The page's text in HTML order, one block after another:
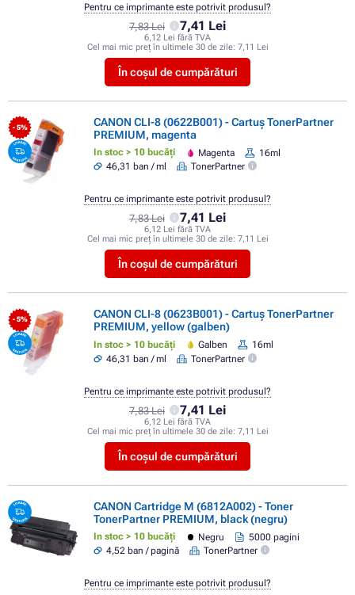
7,83 Lei 7,41 Lei
6,12 Lei fără TVA
Cel mai mic preț în ultimele 30 de zile: 7,11 Lei
În coșul de cumpărături
Pentru ce imprimante este potrivit produsul?
- 5%
CANON CLI-8 (0622B001) - Cartuș TonerPartner
PREMIUM, magenta
In stoc > 10 bucăți Magenta
16ml
46,31 ban / ml
TonerPartner
7,83 Lei 7,41 Lei
6,12 Lei fără TVA
Cel mai mic preț în ultimele 30 de zile: 7,11 Lei
În coșul de cumpărături
Pentru ce imprimante este potrivit produsul?
- 5%
CANON CLI-8 (0623B001) - Cartuș TonerPartner
PREMIUM, yellow (galben)
In stoc > 10 bucăți Galben
16ml
46,31 ban / ml
TonerPartner
7,83 Lei 7,41 Lei
6,12 Lei fără TVA
Cel mai mic preț în ultimele 30 de zile: 7,11 Lei
În coșul de cumpărături
Pentru ce imprimante este potrivit produsul?
CANON Cartridge M (6812A002) - Toner
TonerPartner PREMIUM, black (negru)
In stoc > 10 bucăți Negru
5000 pagini
4,52 ban / pagină
TonerPartner
Pentru ce imprimante este potrivit produsul?